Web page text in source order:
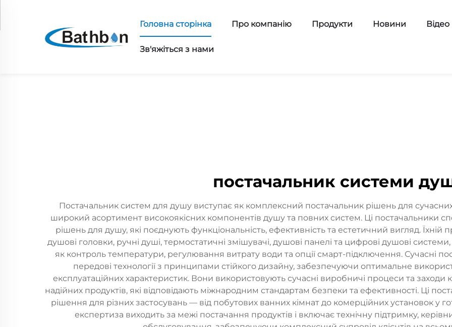
Головна сторінка Про компанію Продукти Новини Відео
Зв'яжіться з нами
постачальник системи
Постачальник систем для душу виступає як комплексний постачальник рішень для
широкий асортимент високоякісних компонентів душу та повних систем. Ці постачальники
рішень для душу, які поєднують функціональність, ефективність та естетичний вигляд.
душові головки, ручні душі, термостатичні змішувачі, душові панелі та цифрові душові
як контроль температури, регулювання витрату води та опції смарт-підключення. Сучасні
передові технології з принципами стійкого дизайну, забезпечуючи оптимальне
експлуатаційних характеристик. Вони використовують сучасні виробничі процеси та
надійних продуктів, які відповідають міжнародним стандартам безпеки та ефективності. Ці
рішення для різних застосувань — від побутових ванних кімнат до комерційних установок у
експертиза виходить за межі постачання продуктів і включає технічну підтримку,